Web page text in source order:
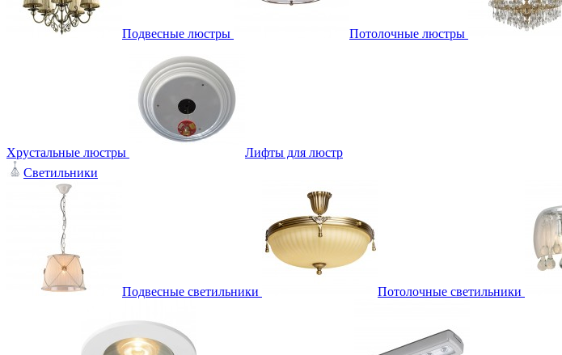
Подвесные люстры Потолочные люстры
Хрустальные люстры
Лифты для люстр
Светильники
Подвесные светильники Потолочные светильники